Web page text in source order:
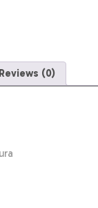
Reviews (0)